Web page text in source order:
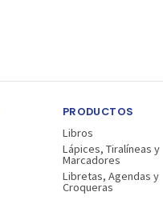
PRODUCTOS
Libros
Lápices, Tiralíneas y
Marcadores
Libretas, Agendas y
Croqueras